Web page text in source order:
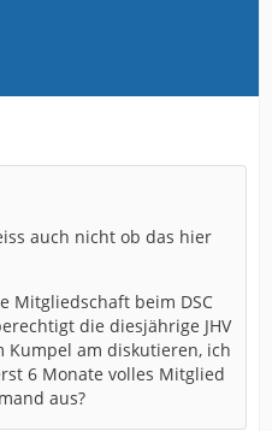
auch nicht ob das hier
Mitgliedschaft beim DSC
die diesjährige JHV
Kumpel am diskutieren, ich
6 Monate volles Mitglied
aus?